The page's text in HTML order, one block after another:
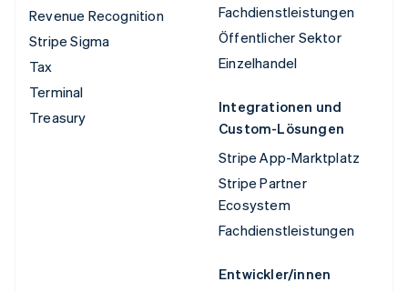
Revenue Recognition
Stripe Sigma
Tax
Terminal
Treasury
Fachdienstleistungen
Öffentlicher Sektor
Einzelhandel
Integrationen und
Custom-Lösungen
Stripe App-Marktplatz
Stripe Partner
Ecosystem
Fachdienstleistungen
Entwickler/innen